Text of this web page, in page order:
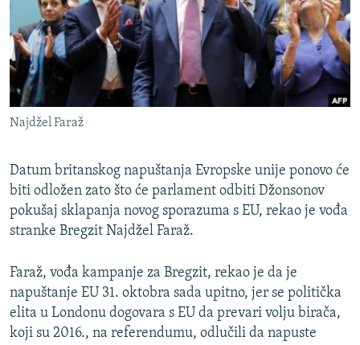
ISPRIČAJ MI
DNEVNO@RSE
SPECIJALI RSE
VIŠE OD NASLOVA
POPLAVE I KLIZIŠTA U BIH 2024.
TV LIBERTY
POST SCRIPTUM
TRI DECENIJE OD RATA U BIH
SVE KARTE DEJTONA
NASTANAK I RASPAD JUGOSLAVIJE
PRATITE NAS
Sve RFE/RL stranice
Najdžel Faraž
Datum britanskog napuštanja Evropske unije ponovo će
biti odložen zato što će parlament odbiti Džonsonov
pokušaj sklapanja novog sporazuma s EU, rekao je vođa
stranke Bregzit Najdžel Faraž.
Faraž, vođa kampanje za Bregzit, rekao je da je
napuštanje EU 31. oktobra sada upitno, jer se politička
elita u Londonu dogovara s EU da prevari volju birača,
koji su 2016., na referendumu, odlučili da napuste